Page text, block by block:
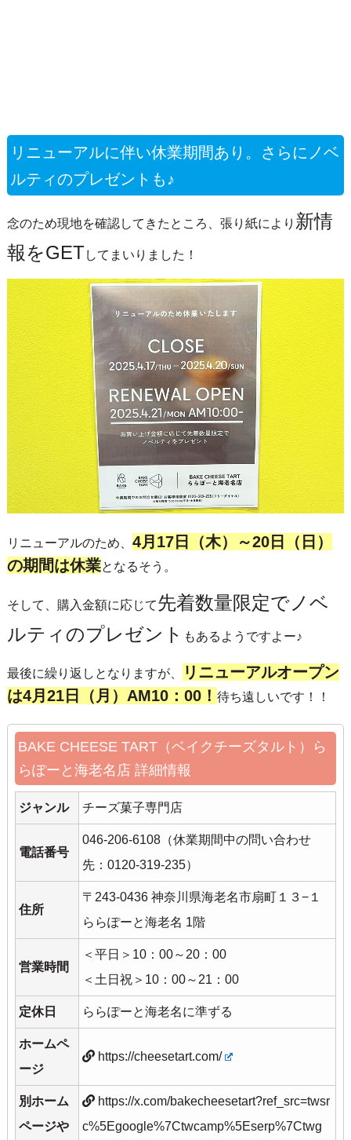
リニューアルに伴い休業期間あり。さらにノベ
ルティのプレゼントも♪
念のため現地を確認してきたところ、張り紙により 新情
報をGETしてまいりました！
リニューアルのため、 4月17日（木）～20日（日）
の期間は休業となるそう。
そして、購入金額に応じて先着数量限定でノベ
ルティのプレゼント もあるようですよー♪
最後に繰り返しとなりますが、
リニューアルオープン
は4月21日（月）AM10：00！ 待ち遠しいです！！
BAKE CHEESE TART（ベイクチーズタルト）ら
らぽーと海老名店 詳細情報
ジャンル チーズ菓子専門店
電話番号
046-206-6108（休業期間中の問い合わせ
先：0120-319-235）
住所
〒243-0436 神奈川県海老名市扇町１３−１
ららぽーと海老名 1階
営業時間
＜平日＞10：00～20：00
＜土日祝＞10：00～21：00
定休日 ららぽーと海老名に準ずる
ホームペ
ージ
https://cheesetart.com/
別ホーム
ページや
https://x.com/bakecheesetart?ref_src=twsr
c%5Egoogle%7Ctwcamp%5Eserp%7Ctwg